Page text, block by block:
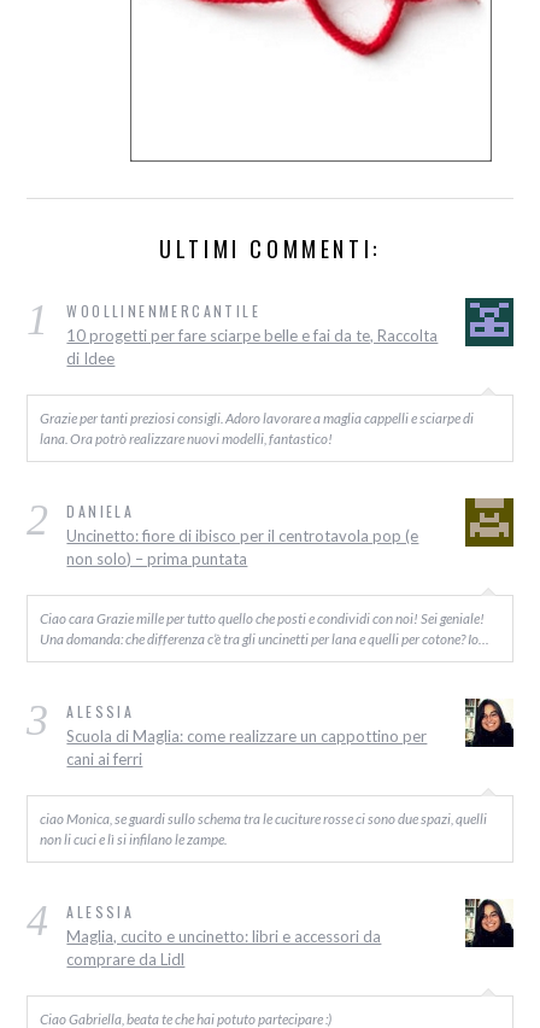
ULTIMI COMMENTI:
1 WOOLLINENMERCANTILE
10 progetti per fare sciarpe belle e fai da te, Raccolta
di Idee
Grazie per tanti preziosi consigli. Adoro lavorare a maglia cappelli e sciarpe di
lana. Ora potrò realizzare nuovi modelli, fantastico!
2 DANIELA
Uncinetto: fiore di ibisco per il centrotavola pop (e
non solo) – prima puntata
Ciao cara Grazie mille per tutto quello che posti e condividi con noi! Sei geniale!
Una domanda: che differenza c’è tra gli uncinetti per lana e quelli per cotone? Io…
3 ALESSIA
Scuola di Maglia: come realizzare un cappottino per
cani ai ferri
ciao Monica, se guardi sullo schema tra le cuciture rosse ci sono due spazi, quelli
non li cuci e lì si infilano le zampe.
4 ALESSIA
Maglia, cucito e uncinetto: libri e accessori da
comprare da Lidl
Ciao Gabriella, beata te che hai potuto partecipare :)